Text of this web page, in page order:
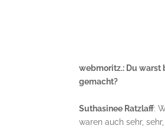
webmoritz.: Du warst
gemacht?
Suthasinee Ratzlaff:
waren auch sehr,